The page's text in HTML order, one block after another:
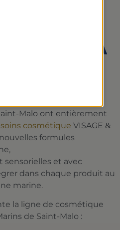
LA
Malo ont entièrement
cosmétique VISAGE &
formules
sensorielles et avec
dans chaque produit au
marine.
la ligne de cosmétique
de Saint-Malo :